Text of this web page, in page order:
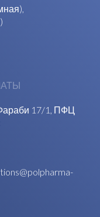
,
17/1, ПФЦ